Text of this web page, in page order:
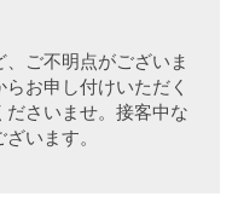
ご不明点がございま
お申し付けいただく
さいませ。接客中な
います。